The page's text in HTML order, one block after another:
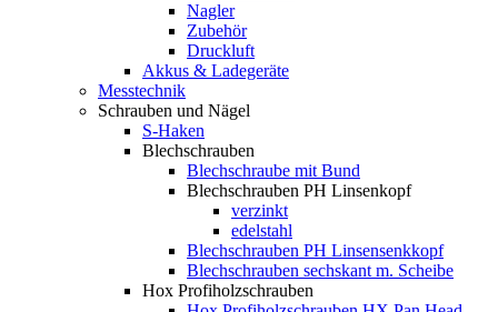
Nagler
Zubehör
Druckluft
Akkus & Ladegeräte
Messtechnik
Schrauben und Nägel
S-Haken
Blechschrauben
Blechschraube mit Bund
Blechschrauben PH Linsenkopf
verzinkt
edelstahl
Blechschrauben PH Linsensenkkopf
Blechschrauben sechskant m. Scheibe
Hox Profiholzschrauben